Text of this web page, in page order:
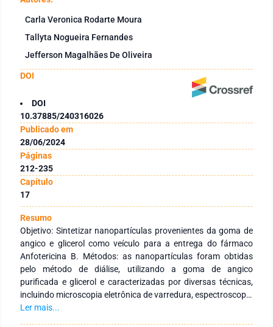
Carla Veronica Rodarte Moura
Tallyta Nogueira Fernandes
Jefferson Magalhães De Oliveira
DOI
DOI
10.37885/240316026
Publicado em
28/06/2024
Páginas
212-235
Capítulo
17
Resumo
Objetivo: Sintetizar nanopartículas provenientes da goma de
angico e glicerol como veículo para a entrega do fármaco
Anfotericina B. Métodos: as nanopartículas foram obtidas
pelo método de diálise, utilizando a goma de angico
purificada e glicerol e caracterizadas por diversas técnicas,
incluindo microscopia eletrônica de varredura, espectroscopia
na região do infravermelho com transformada de Fourrier,
Ler mais...